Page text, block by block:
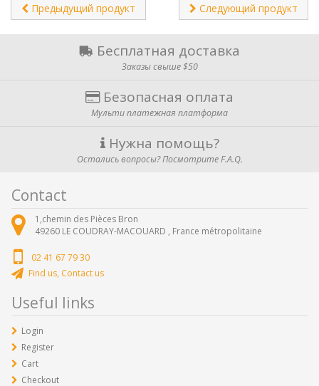
Предыдущий продукт Следующий продукт
Бесплатная доставка
Заказы свыше $50
Безопасная оплата
Мульти платежная платформа
Нужна помощь?
Остались вопросы? Посмотрите F.A.Q.
Contact
1,chemin des Pièces Bron
49260 LE COUDRAY-MACOUARD , France métropolitaine
02 41 67 79 30
Find us, Contact us
Useful links
Login
Register
Cart
Checkout